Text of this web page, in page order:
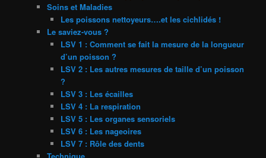
Soins et Maladies
Les poissons nettoyeurs….et les cichlidés !
Le saviez-vous ?
LSV 1 : Comment se fait la mesure de la longueur
d’un poisson ?
LSV 2 : Les autres mesures de taille d’un poisson
?
LSV 3 : Les écailles
LSV 4 : La respiration
LSV 5 : Les organes sensoriels
LSV 6 : Les nageoires
LSV 7 : Rôle des dents